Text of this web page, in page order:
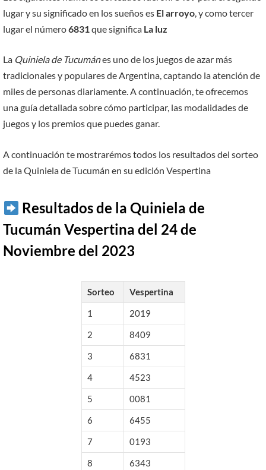
lugar y su significado en los sueños es El arroyo , y como tercer
lugar el número6831 que significa La luz
La Quiniela de Tucumánes uno de los juegos de azar más
tradicionales y populares de Argentina, captando la atención de
miles de personas diariamente. A continuación, te ofrecemos
una guía detallada sobre cómo participar, las modalidades de
juegos y los premios que puedes ganar.
A continuación te mostrarémos todos los resultados del sorteo
de la Quiniela de Tucumán en su edición Vespertina
Resultados de la Quiniela de
Tucumán Vespertina del 24 de
Noviembre del 2023
Sorteo
Vespertina
1
2019
2
8409
3
6831
4
4523
5
0081
6
6455
7
0193
8
6343